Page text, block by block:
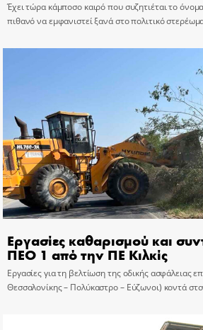
Έχει τώρα κάμποσο καιρό που συζητιέται το
πιθανό να εμφανιστεί ξανά στο πολιτικό
Εργασίες καθαρισμού και
ΠΕΟ 1 από την ΠΕ Κιλκίς
Εργασίες για τη βελτίωση της οδικής ασφάλειας
Θεσσαλονίκης – Πολύκαστρο – Εύζωνοι) κοντά